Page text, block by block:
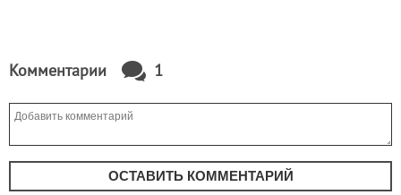
Комментарии 1
ОСТАВИТЬ КОММЕНТАРИЙ